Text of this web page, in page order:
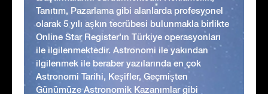
Tanıtım, Pazarlama gibi alanlarda profesyonel
olarak 5 yılı aşkın tecrübesi bulunmakla birlikte
Online Star Register'ın Türkiye operasyonları
ile ilgilenmektedir. Astronomi ile yakından
ilgilenmek ile beraber yazılarında en çok
Astronomi Tarihi, Keşifler, Geçmişten
Günümüze Astronomik Kazanımlar gibi